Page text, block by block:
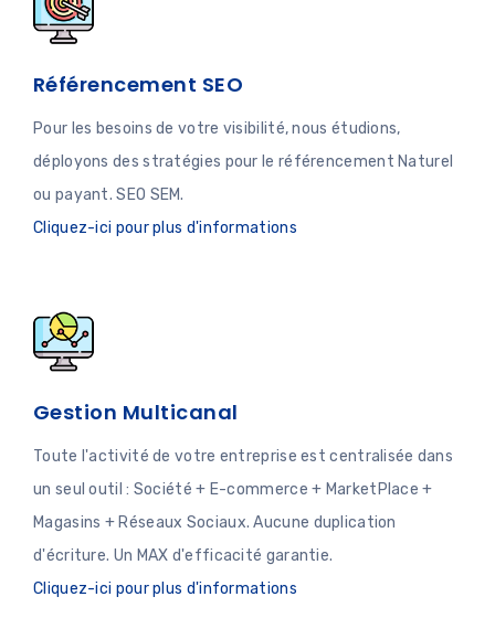
Référencement SEO
Pour les besoins de votre visibilité, nous étudions,
déployons des stratégies pour le référencement Naturel
ou payant. SEO SEM.
Cliquez-ici pour plus d'informations
Gestion Multicanal
Toute l'activité de votre entreprise est centralisée dans
un seul outil : Société + E-commerce + MarketPlace +
Magasins + Réseaux Sociaux. Aucune duplication
d'écriture. Un MAX d'efficacité garantie.
Cliquez-ici pour plus d'informations